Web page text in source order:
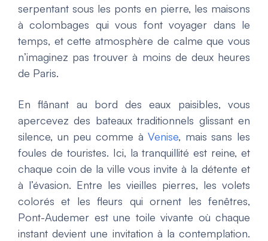
serpentant sous les ponts en pierre, les maisons
à colombages qui vous font voyager dans le
temps, et cette atmosphère de calme que vous
n’imaginez pas trouver à moins de deux heures
de Paris.
En flânant au bord des eaux paisibles, vous
apercevez des bateaux traditionnels glissant en
silence, un peu comme à Venise, mais sans les
foules de touristes. Ici, la tranquillité est reine, et
chaque coin de la ville vous invite à la détente et
à l’évasion. Entre les vieilles pierres, les volets
colorés et les fleurs qui ornent les fenêtres,
Pont-Audemer est une toile vivante où chaque
instant devient une invitation à la contemplation.